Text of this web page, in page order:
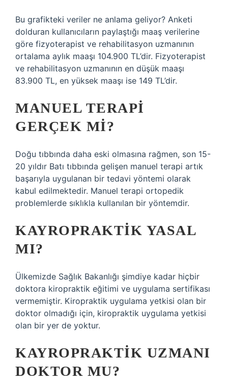
Bu grafikteki veriler ne anlama geliyor? Anketi
dolduran kullanıcıların paylaştığı maaş verilerine
göre fizyoterapist ve rehabilitasyon uzmanının
ortalama aylık maaşı 104.900 TL’dir. Fizyoterapist
ve rehabilitasyon uzmanının en düşük maaşı
83.900 TL, en yüksek maaşı ise 149 TL’dir.
MANUEL TERAPI
GERÇEK MI?
Doğu tıbbında daha eski olmasına rağmen, son 15-
20 yıldır Batı tıbbında gelişen manuel terapi artık
başarıyla uygulanan bir tedavi yöntemi olarak
kabul edilmektedir. Manuel terapi ortopedik
problemlerde sıklıkla kullanılan bir yöntemdir.
KAYROPRAKTIK YASAL
MI?
Ülkemizde Sağlık Bakanlığı şimdiye kadar hiçbir
doktora kiropraktik eğitimi ve uygulama sertifikası
vermemiştir. Kiropraktik uygulama yetkisi olan bir
doktor olmadığı için, kiropraktik uygulama yetkisi
olan bir yer de yoktur.
KAYROPRAKTIK UZMANI
DOKTOR MU?